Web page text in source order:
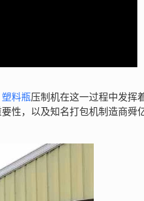
塑料瓶压制机在这一过程中发挥
性，以及知名打包机制造商舜